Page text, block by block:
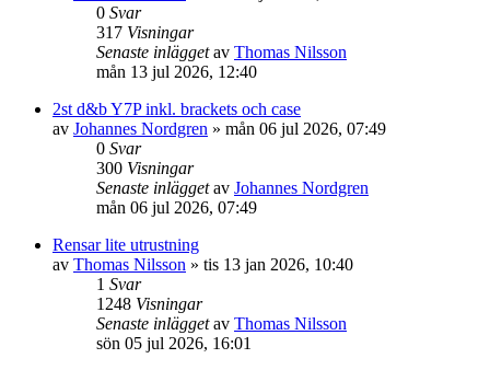
0 Svar
317 Visningar
Senaste inläggetav Thomas Nilsson
mån 13 jul 2026, 12:40
2st d&b Y7P inkl. brackets och case
av Johannes Nordgren » mån 06 jul 2026, 07:49
0 Svar
300 Visningar
Senaste inläggetav Johannes Nordgren
mån 06 jul 2026, 07:49
Rensar lite utrustning
av Thomas Nilsson » tis 13 jan 2026, 10:40
1 Svar
1248 Visningar
Senaste inläggetav Thomas Nilsson
sön 05 jul 2026, 16:01